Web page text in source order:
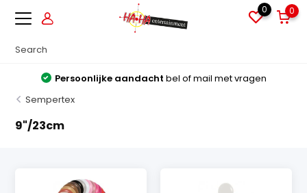
0 0
Persoonlijke aandacht bel of mail met vragen
Sempertex
9"/23cm